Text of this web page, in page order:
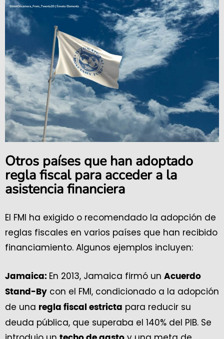
Otros países que han adoptado
regla fiscal para acceder a la
asistencia financiera
El FMI ha exigido o recomendado la adopción de
reglas fiscales en varios países que han recibido
financiamiento. Algunos ejemplos incluyen:
Jamaica: En 2013, Jamaica firmó un Acuerdo
Stand-By con el FMI, condicionado a la adopción
de una regla fiscal estricta para reducir su
deuda pública, que superaba el 140% del PIB. Se